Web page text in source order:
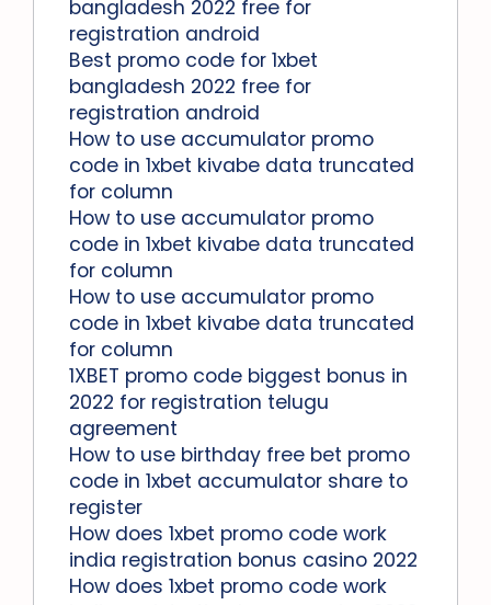
bangladesh 2022 free for
registration android
Best promo code for 1xbet
bangladesh 2022 free for
registration android
How to use accumulator promo
code in 1xbet kivabe data truncated
for column
How to use accumulator promo
code in 1xbet kivabe data truncated
for column
How to use accumulator promo
code in 1xbet kivabe data truncated
for column
1XBET promo code biggest bonus in
2022 for registration telugu
agreement
How to use birthday free bet promo
code in 1xbet accumulator share to
register
How does 1xbet promo code work
india registration bonus casino 2022
How does 1xbet promo code work